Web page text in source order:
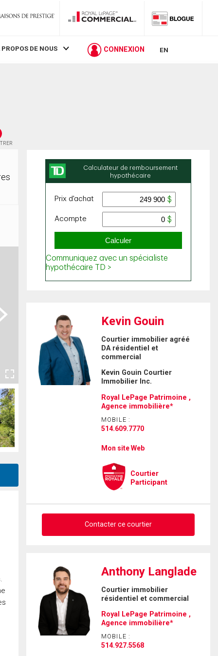
PROPOS DE NOUS CONNEXION EN
Kevin Gouin
Courtier immobilier agréé
DA résidentiel et
commercial
Kevin Gouin Courtier
Immobilier Inc.
Royal LePage Patrimoine ,
Agence immobilière*
MOBILE :
514.609.7770
Mon site Web
Courtier
Participant
Contacter ce courtier
Demander des infos sur cette
inscription
Prénom
et
Nom
Courriel
Anthony Langlade
Courtier immobilier
résidentiel et commercial
Royal LePage Patrimoine ,
Agence immobilière*
MOBILE :
514.927.5568